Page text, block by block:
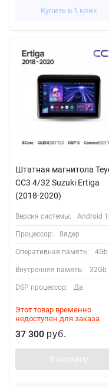
Купить в 1 клик
Штатная магнитола
CC3 4/32 Suzuki Ertiga
(2018-2020)
Версия системы: Android
Процессор: 8ядер
Оперативная память: 4Gb
Внутренняя память: 32Gb
DSP процессор: Да
Этот товар временно
недоступен для заказа
37 300 руб.
В корзину